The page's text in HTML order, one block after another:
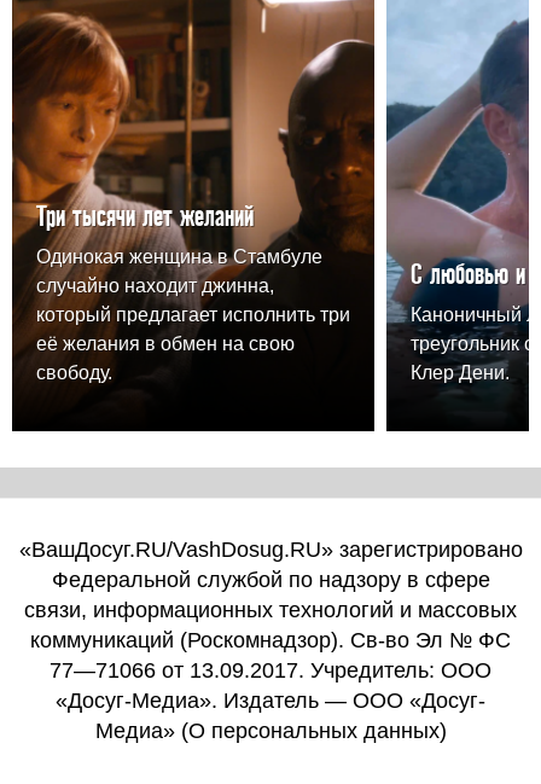
Три тысячи лет желаний
Одинокая женщина в Стамбуле
случайно находит джинна,
который предлагает исполнить три
её желания в обмен на свою
свободу.
С любовью и
Каноничный
треугольник
Клер Дени.
«ВашДосуг.RU/VashDosug.RU» зарегистрировано
Федеральной службой по надзору в сфере
связи, информационных технологий и массовых
коммуникаций (Роскомнадзор). Св-во Эл № ФС
77—71066 от 13.09.2017. Учредитель: ООО
«Досуг-Медиа». Издатель — ООО «Досуг-
Медиа» (О персональных данных)